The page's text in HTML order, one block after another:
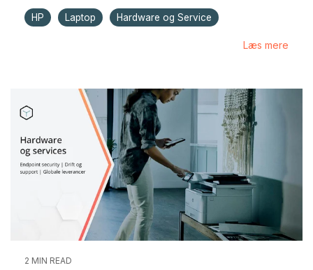
HP Laptop Hardware og Service
Læs mere
2 MIN READ